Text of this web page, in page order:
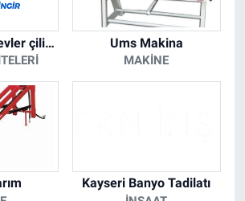
Ankara bahçelievler çilingir anahtarcı Ums Makina
MAKINE
Kayseri Banyo Tadilatı